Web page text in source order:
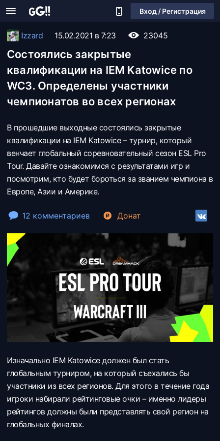
Вход / Регистрация
Izzard 15.02.2021 в 7:23 23045
Состоялись закрытые
квалификации на IEM Katowice по
WC3. Определены участники
чемпионатов во всех регионах
В прошедшие выходные состоялись закрытые
квалификации на IEM Katowice – турнир, который
венчает глобальный соревновательный сезон ESL Pro
Tour. Давайте ознакомимся с результатами игр и
посмотрим, кто будет бороться за званием чемпиона в
Европе, Азии и Америке.
12 комментариев Донат
Изначально IEM Katowice должен был стать
глобальным турниром, на который съехались бы
участники из всех регионов. Для этого в течение года
игроки набирали рейтинговые очки – именно лидеры
рейтингов должны были представлять свой регион на
глобальных финалах.